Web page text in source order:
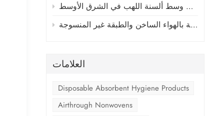
صناعة الفوط الصحية والحفاضات وسط ألسنة اللهب في الشرق الأوسط
العلامات
Disposable Absorbent Hygiene Products
Airthrough Nonwovens